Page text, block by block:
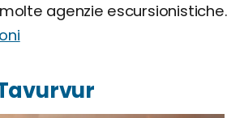
agenzie escursionistiche.